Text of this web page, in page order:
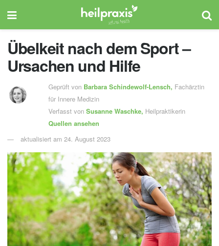
Übelkeit nach dem Sport –
Ursachen und Hilfe
Geprüft von Barbara Schindewolf-Lensch, Fachärztin
für Innere Medizin
Verfasst von Susanne Waschke, Heilpraktikerin
Quellen ansehen
aktualisiert am 24. August 2023